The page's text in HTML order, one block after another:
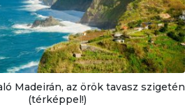
Madeirán, az örök tavasz szigetén
(térképpel!)